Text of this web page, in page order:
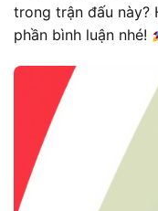
trong trận đấu này?
phần bình luận nhé!